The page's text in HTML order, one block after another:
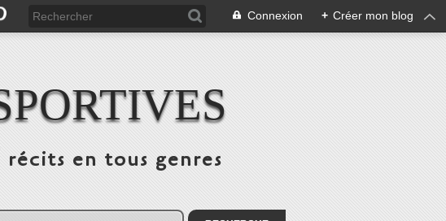
Connexion + Créer mon blog
en tous genres